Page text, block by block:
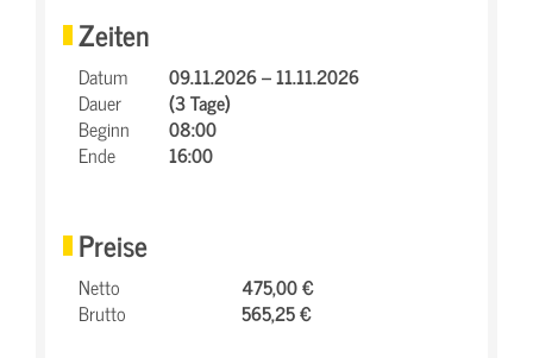
Zeiten
Datum
09.11.2026 – 11.11.2026
Dauer
(3 Tage)
Beginn
08:00
Ende
16:00
Preise
Netto
475,00 €
Brutto
565,25 €